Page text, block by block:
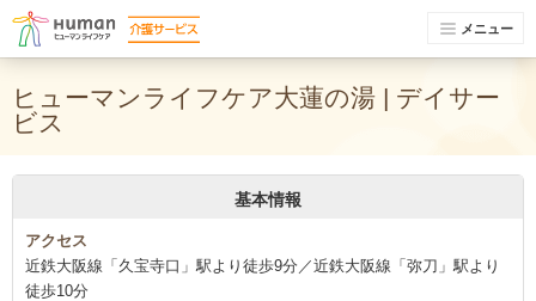
メニュー
ヒューマンライフケア大蓮の湯 | デイサー
ビス
基本情報
アクセス
近鉄大阪線「久宝寺口」駅より徒歩9分／近鉄大阪線「弥刀」駅より
徒歩10分